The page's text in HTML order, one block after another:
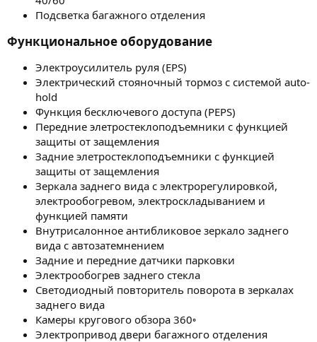
Подсветка багажного отделения
Функциональное оборудование​
Электроусилитель руля (EPS)
Электрический стояночный тормоз с системой auto-
hold
Функция бесключевого доступа (PEPS)
Передние элетростеклоподъемники с функцией
защиты от защемления
Задние элетростеклоподъемники с функцией
защиты от защемления
Зеркала заднего вида с электрорегулировкой,
электрообогревом, электроскладыванием и
функцией памяти
Внутрисалонное антибликовое зеркало заднего
вида c автозатемнением
Задние и передние датчики парковки
Электрообогрев заднего стекла
Светодиодный повторитель поворота в зеркалах
заднего вида
Камеры кругового обзора 360◦
Электропривод двери багажного отделения